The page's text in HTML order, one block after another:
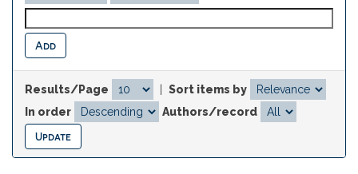
Results/Page
Sort items by
In order
Authors/record